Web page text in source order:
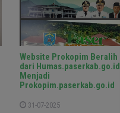
Website Prokopim Beralih
dari Humas.paserkab.go.id
Menjadi
Prokopim.paserkab.go.id
31-07-2025